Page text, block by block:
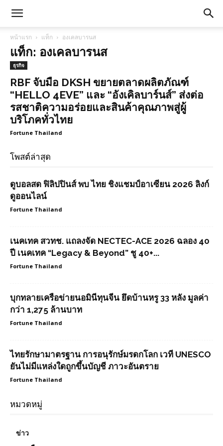
หน้าแรก แท็ก องเคลบารนส
แท็ก: องเคลบารนส
ธุรกิจ
RBF จับมือ DKSH ขยายตลาดผลิตภัณฑ์
“HELLO 4EVE” และ “อังเคิลบาร์นส์” ส่งต่อ
รสชาติความอร่อยและสินค้าคุณภาพสู่ผู้
บริโภคทั่วไทย
Fortune Thailand
โพสต์ล่าสุด
ดูบอลสด ฟิลิปปินส์ พบ ไทย ชิงแชมป์อาเซียน 2026 ลิงก์
ดูออนไลน์
Fortune Thailand
เนคเทค สวทช. แถลงจัด NECTEC-ACE 2026 ฉลอง 40
ปี เนคเทค “Legacy & Beyond” ชู 40+...
Fortune Thailand
บุกทลายเครือข่ายนอมินีทุนจีน ยึดบ้านหรู 33 หลัง มูลค่า
กว่า 1,275 ล้านบาท
Fortune Thailand
ไทยรักษามาตรฐาน การอนุรักษ์มรดกโลก เวที UNESCO
ยันไม่มีแหล่งใดถูกขึ้นบัญชี ภาวะอันตราย
Fortune Thailand
หมวดหมู่
ข่าว